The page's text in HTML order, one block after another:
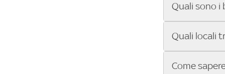
Quali sono i
Se cerchi un
ENILIVE, la
Sky Bar ti
Quali locali
Vuoi sapere
Come